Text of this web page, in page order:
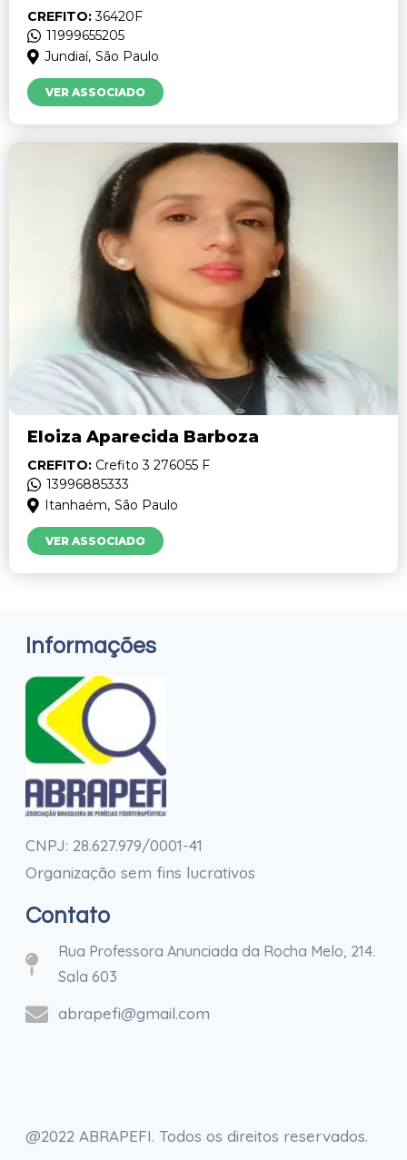
CREFITO:36420F
11999655205
Jundiaí, São Paulo
VER ASSOCIADO
Eloiza Aparecida Barboza
CREFITO: Crefito 3 276055 F
13996885333
Itanhaém, São Paulo
VER ASSOCIADO
Informações
CNPJ: 28.627.979/0001-41
Organização sem fins lucrativos
Contato
Rua Professora Anunciada da Rocha Melo, 214.
Sala 603
abrapefi@gmail.com
@2022 ABRAPEFI. Todos os direitos reservados.